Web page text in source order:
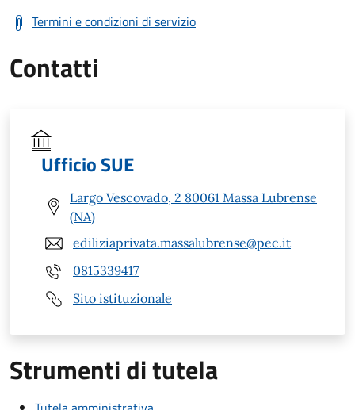
Termini e condizioni di servizio
Contatti
Ufficio SUE
Largo Vescovado, 2 80061 Massa Lubrense
(NA)
ediliziaprivata.massalubrense@pec.it
0815339417
Sito istituzionale
Strumenti di tutela